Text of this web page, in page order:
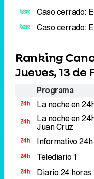
Caso cerrado:
Caso cerrado:
Ranking
Jueves, 13 de
Programa
La noche en
La noche en
Juan Cruz
Informativo 24h
Telediario 1
Diario 24 horas